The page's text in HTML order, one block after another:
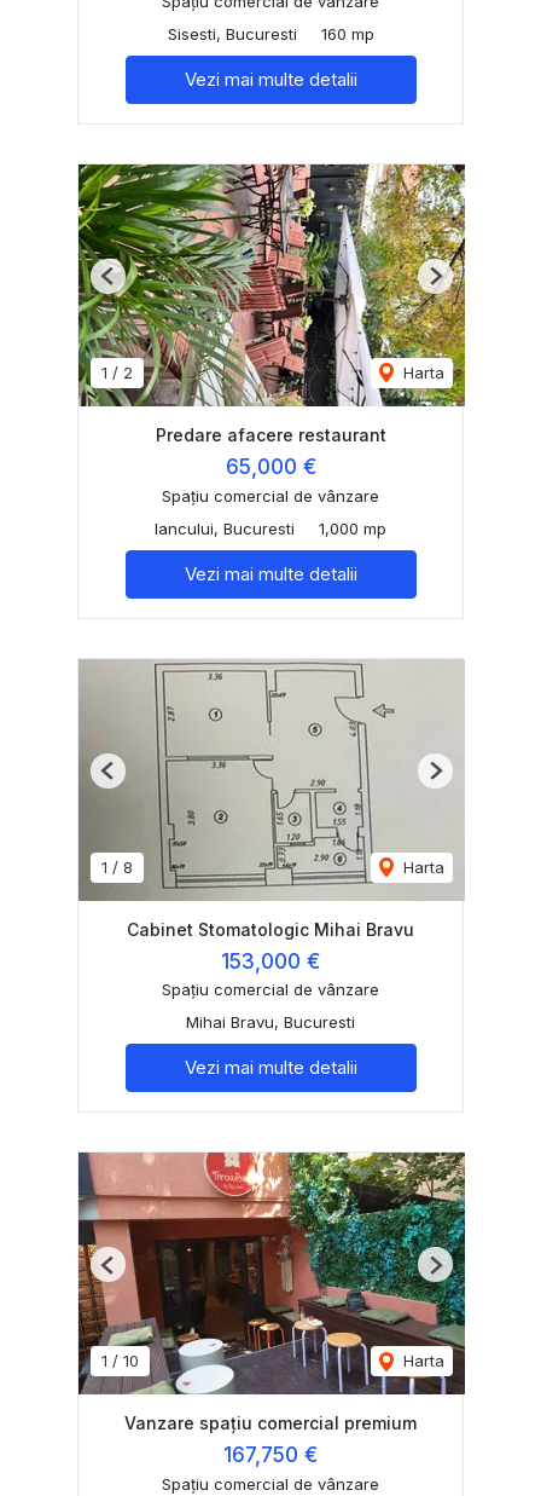
Sisesti, Bucuresti
160 mp
Vezi mai multe detalii
1 / 2 Harta
Previous Next
Predare afacere restaurant
65,000 €
Spațiu comercial de vânzare
Iancului, Bucuresti
1,000 mp
Vezi mai multe detalii
1 / 8 Harta
Previous Next
Cabinet Stomatologic Mihai Bravu
153,000 €
Spațiu comercial de vânzare
Mihai Bravu, Bucuresti
Vezi mai multe detalii
1 / 10 Harta
Previous Next
Vanzare spațiu comercial premium
167,750 €
Spațiu comercial de vânzare